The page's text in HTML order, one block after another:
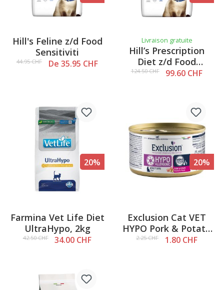
Hill's Feline z/d Food
Sensitiviti
44.95 CHF De 35.95 CHF
Livraison gratuite
Hill’s Prescription
Diet z/d Food
Sensitivities, 6 kg
124.50 CHF 99.60 CHF
20%
Farmina Vet Life Diet
UltraHypo, 2kg
42.50 CHF 34.00 CHF
20%
Exclusion Cat VET
HYPO Pork & Potato
85g
2.25 CHF 1.80 CHF